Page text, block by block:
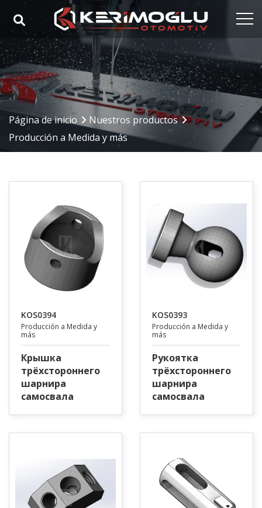
Página de inicio
Corporativo
Nuestras competencias
Nuestros productos
Sectores
Referencias
Medios de comunicación
Contacto
Página de inicio
Nuestros productos
Producción a Medida y más
KOS0394
Producción a Medida y
más
Крышка
трёхстороннего
шарнира
самосвала
KOS0393
Producción a Medida y
más
Рукоятка
трёхстороннего
шарнира
самосвала